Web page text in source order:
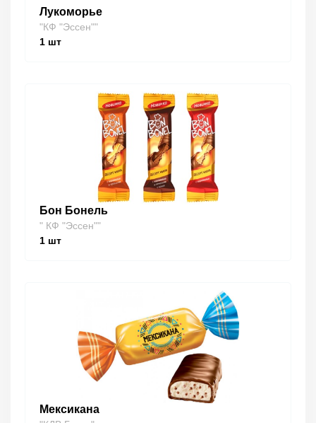
Лукоморье
"КФ "Эссен""
1 шт
Бон Бонель
" КФ "Эссен""
1 шт
Мексикана